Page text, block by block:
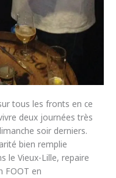
tous les fronts en ce
deux journées très
soir derniers.
bien remplie
le Vieux-Lille, repaire
FOOT en